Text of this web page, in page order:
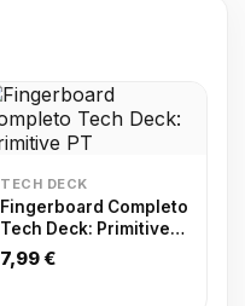
TECH DECK
Fingerboard Completo
Tech Deck: Primitive
PT
7,99 €